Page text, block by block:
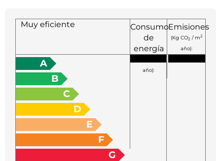
Muy eficiente
Consumo
de
energía
año):
Emisiones
(Kg CO2 / m2
año):
A
B
C
D
E
F
G